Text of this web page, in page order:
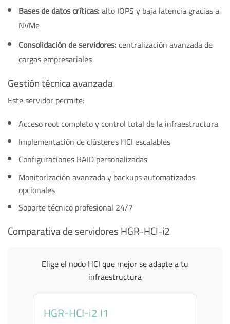
Bases de datos críticas:alto IOPS y baja latencia gracias a
NVMe
Consolidación de servidores:centralización avanzada de
cargas empresariales
Gestión técnica avanzada
Este servidor permite:
Acceso root completo y control total de la infraestructura
Implementación de clústeres HCI escalables
Configuraciones RAID personalizadas
Monitorización avanzada y backups automatizados
opcionales
Soporte técnico profesional 24/7
Comparativa de servidores HGR-HCI-i2
Elige el nodo HCI que mejor se adapte a tu
infraestructura
HGR-HCI-i2 I1